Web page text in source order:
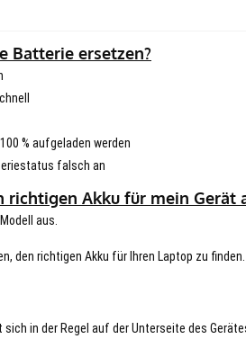
Batterie ersetzen?
% aufgeladen werden
falsch an
richtigen Akku für mein Gerät
aus.
den richtigen Akku für Ihren Laptop zu finden.
in der Regel auf der Unterseite des